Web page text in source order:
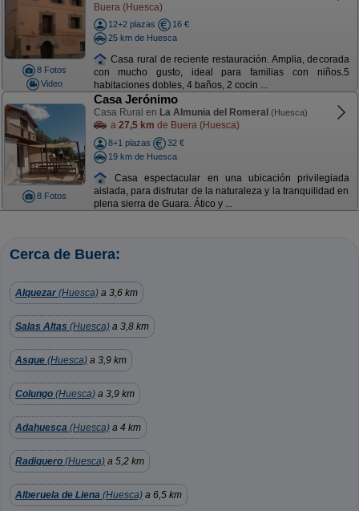
8 Fotos
Video
Buera (Huesca)
12+2 plazas
16 €
25 km de Huesca
Casa rural de reciente restauración. Amplia, decorada
con mucho gusto, ideal para familias con niños.5
habitaciones dobles, 4 baños, 2 cocin ...
8 Fotos
Casa Jerónimo
Casa Rural en La Almunia del Romeral (Huesca)
a 27,5 km de Buera (Huesca)
8+1 plazas
32 €
19 km de Huesca
Casa espectacular en una ubicación privilegiada
aislada, para disfrutar de la naturaleza y la tranquilidad en
plena sierra de Guara. Ático y ...
Cerca de Buera:
Alquezar (Huesca) a 3,6 km
Salas Altas (Huesca) a 3,8 km
Asque (Huesca) a 3,9 km
Colungo (Huesca) a 3,9 km
Adahuesca (Huesca) a 4 km
Radiquero (Huesca) a 5,2 km
Alberuela de Liena (Huesca) a 6,5 km